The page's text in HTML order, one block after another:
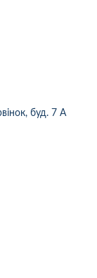
буд. 7 А